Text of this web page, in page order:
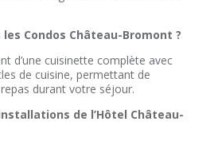
Condos Château-Bromont ?
d’une cuisinette complète avec
de cuisine, permettant de
durant votre séjour.
de l’Hôtel Château-